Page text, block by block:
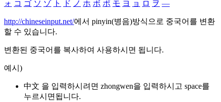
ォ コ ゴ ソ ゾ ト ド ノ ホ ボ ポ モ ヨ ョ ロ ヲ ―
http://chineseinput.net/에서 pinyin(병음)방식으로 중국어를 변환
할 수 있습니다.
변환된 중국어를 복사하여 사용하시면 됩니다.
예시)
中文 을 입력하시려면 zhongwen을 입력하시고 space를
누르시면됩니다.